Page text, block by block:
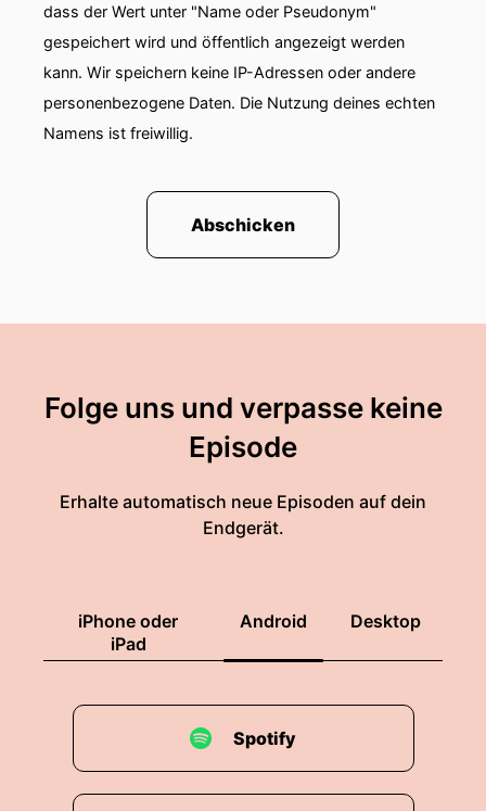
dass der Wert unter "Name oder Pseudonym"
gespeichert wird und öffentlich angezeigt werden
kann. Wir speichern keine IP-Adressen oder andere
personenbezogene Daten. Die Nutzung deines echten
Namens ist freiwillig.
Abschicken
Folge uns und verpasse keine
Episode
Erhalte automatisch neue Episoden auf dein
Endgerät.
iPhone oder
iPad
Android Desktop
Spotify